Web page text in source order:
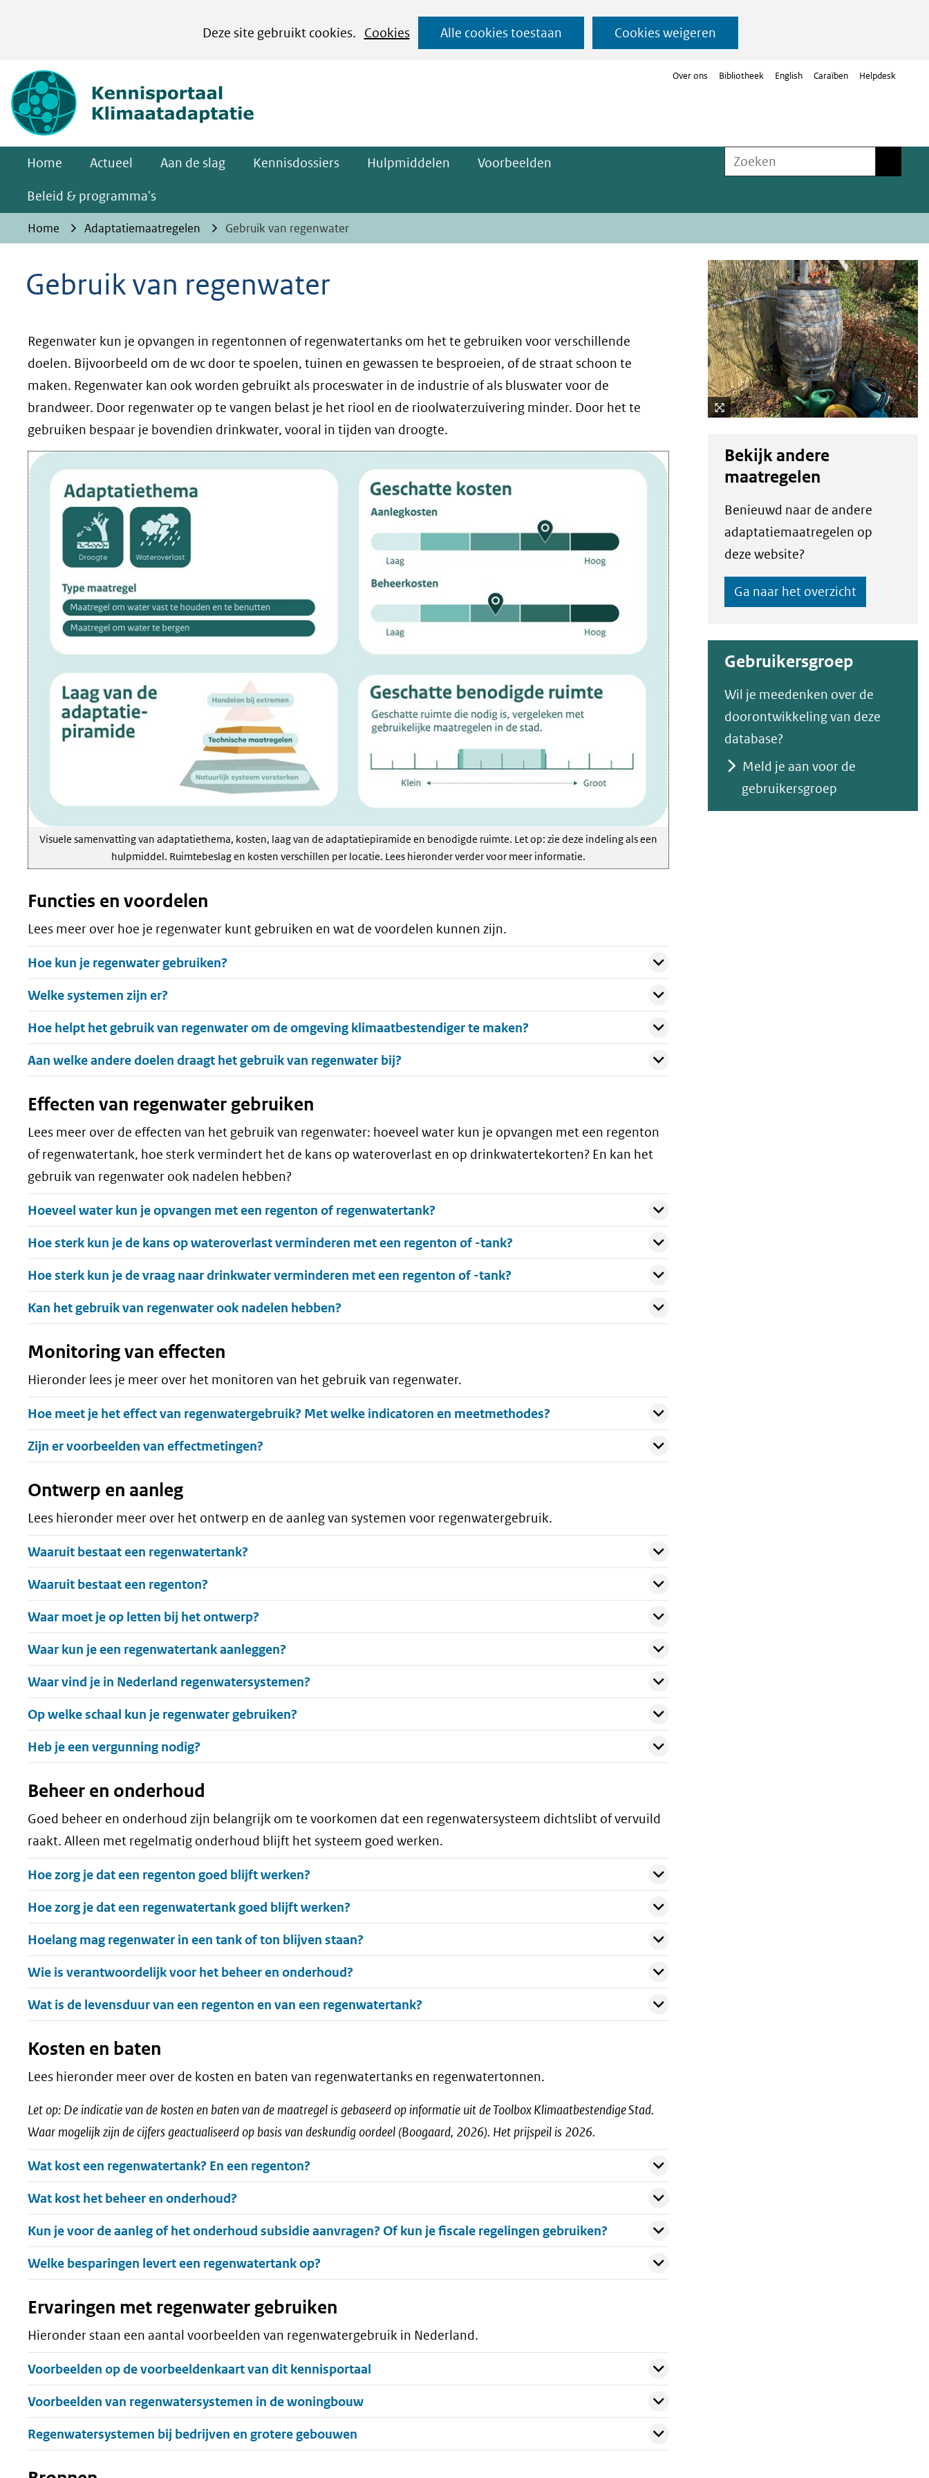
Deze site gebruikt cookies.
Cookies
kan
het
gebruik
van
cookies
deze
website
toegestaan
Alle cookies toestaan Cookies weigeren
Ga
naar
Over ons Bibliotheek English Caraïben Helpdesk
Home Actueel Aan de slag Kennisdossiers Hulpmiddelen Voorbeelden
Beleid & programma's
Zoeken
Home Adaptatiemaatregelen Gebruik van regenwater
Gebruik van regenwater
Regenwater kun je opvangen in regentonnen of regenwatertanks om het te gebruiken voor verschillende
doelen. Bijvoorbeeld om de wc door te spoelen, tuinen en gewassen te besproeien, of de straat schoon te
maken. Regenwater kan ook worden gebruikt als proceswater in de industrie of als bluswater voor de
brandweer. Door regenwater op te vangen belast je het riool en de rioolwaterzuivering minder. Door het te
gebruiken bespaar je bovendien drinkwater, vooral in tijden van droogte.
Visuele samenvatting van adaptatiethema, kosten, laag van de adaptatiepiramide en benodigde ruimte. Let op: zie deze indeling als een
hulpmiddel. Ruimtebeslag en kosten verschillen per locatie. Lees hieronder verder voor meer informatie.
Functies en voordelen
Lees meer over hoe je regenwater kunt gebruiken en wat de voordelen kunnen zijn.
Hoe kun je regenwater gebruiken?
Uitklappen
Welke systemen zijn er?
Uitklappen
Hoe helpt het gebruik van regenwater om de omgeving klimaatbestendiger te maken?
Uitklappen
Aan welke andere doelen draagt het gebruik van regenwater bij?
Uitklappen
Effecten van regenwater gebruiken
Lees meer over de effecten van het gebruik van regenwater: hoeveel water kun je opvangen met een regenton
of regenwatertank, hoe sterk vermindert het de kans op wateroverlast en op drinkwatertekorten? En kan het
gebruik van regenwater ook nadelen hebben?
Hoeveel water kun je opvangen met een regenton of regenwatertank?
Uitklappen
Hoe sterk kun je de kans op wateroverlast verminderen met een regenton of -tank?
Uitklappen
Hoe sterk kun je de vraag naar drinkwater verminderen met een regenton of -tank?
Uitklappen
Kan het gebruik van regenwater ook nadelen hebben?
Uitklappen
Monitoring van effecten
Hieronder lees je meer over het monitoren van het gebruik van regenwater.
Hoe meet je het effect van regenwatergebruik? Met welke indicatoren en meetmethodes?
Uitklappen
Zijn er voorbeelden van effectmetingen?
Uitklappen
Ontwerp en aanleg
Lees hieronder meer over het ontwerp en de aanleg van systemen voor regenwatergebruik.
Waaruit bestaat een regenwatertank?
Uitklappen
Waaruit bestaat een regenton?
Uitklappen
Waar moet je op letten bij het ontwerp?
Uitklappen
Waar kun je een regenwatertank aanleggen?
Uitklappen
Waar vind je in Nederland regenwatersystemen?
Uitklappen
Op welke schaal kun je regenwater gebruiken?
Uitklappen
Heb je een vergunning nodig?
Uitklappen
Beheer en onderhoud
Goed beheer en onderhoud zijn belangrijk om te voorkomen dat een regenwatersysteem dichtslibt of vervuild
raakt. Alleen met regelmatig onderhoud blijft het systeem goed werken.
Hoe zorg je dat een regenton goed blijft werken?
Uitklappen
Hoe zorg je dat een regenwatertank goed blijft werken?
Uitklappen
Hoelang mag regenwater in een tank of ton blijven staan?
Uitklappen
Wie is verantwoordelijk voor het beheer en onderhoud?
Uitklappen
Wat is de levensduur van een regenton en van een regenwatertank?
Uitklappen
Kosten en baten
Lees hieronder meer over de kosten en baten van regenwatertanks en regenwatertonnen.
Let op: De indicatie van de kosten en baten van de maatregel is gebaseerd op informatie uit de Toolbox Klimaatbestendige Stad.
Waar mogelijk zijn de cijfers geactualiseerd op basis van deskundig oordeel (Boogaard, 2026). Het prijspeil is 2026.
Wat kost een regenwatertank? En een regenton?
Uitklappen
Wat kost het beheer en onderhoud?
Uitklappen
Kun je voor de aanleg of het onderhoud subsidie aanvragen? Of kun je fiscale regelingen gebruiken?
Uitklappen
Welke besparingen levert een regenwatertank op?
Uitklappen
Ervaringen met regenwater gebruiken
Hieronder staan een aantal voorbeelden van regenwatergebruik in Nederland.
Voorbeelden op de voorbeeldenkaart van dit kennisportaal
Uitklappen
Voorbeelden van regenwatersystemen in de woningbouw
Uitklappen
Regenwatersystemen bij bedrijven en grotere gebouwen
Uitklappen
(afbeelding:
Bekijk andere
maatregelen
Benieuwd naar de andere
adaptatiemaatregelen op
deze website?
Ga naar het overzicht
Gebruikersgroep
Wil je meedenken over de
doorontwikkeling van deze
database?
Meld je aan voor de
gebruikersgroep